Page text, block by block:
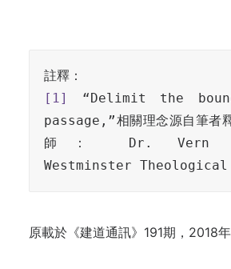
[1]
“Delimit the
passage,”相關理念源自筆者
師： Dr. Vern
Westminster Theological
原載於《建道通訊》191期，2018